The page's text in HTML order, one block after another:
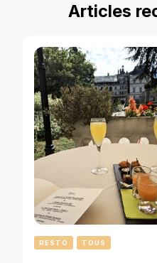
Articles
RESTO TOUS